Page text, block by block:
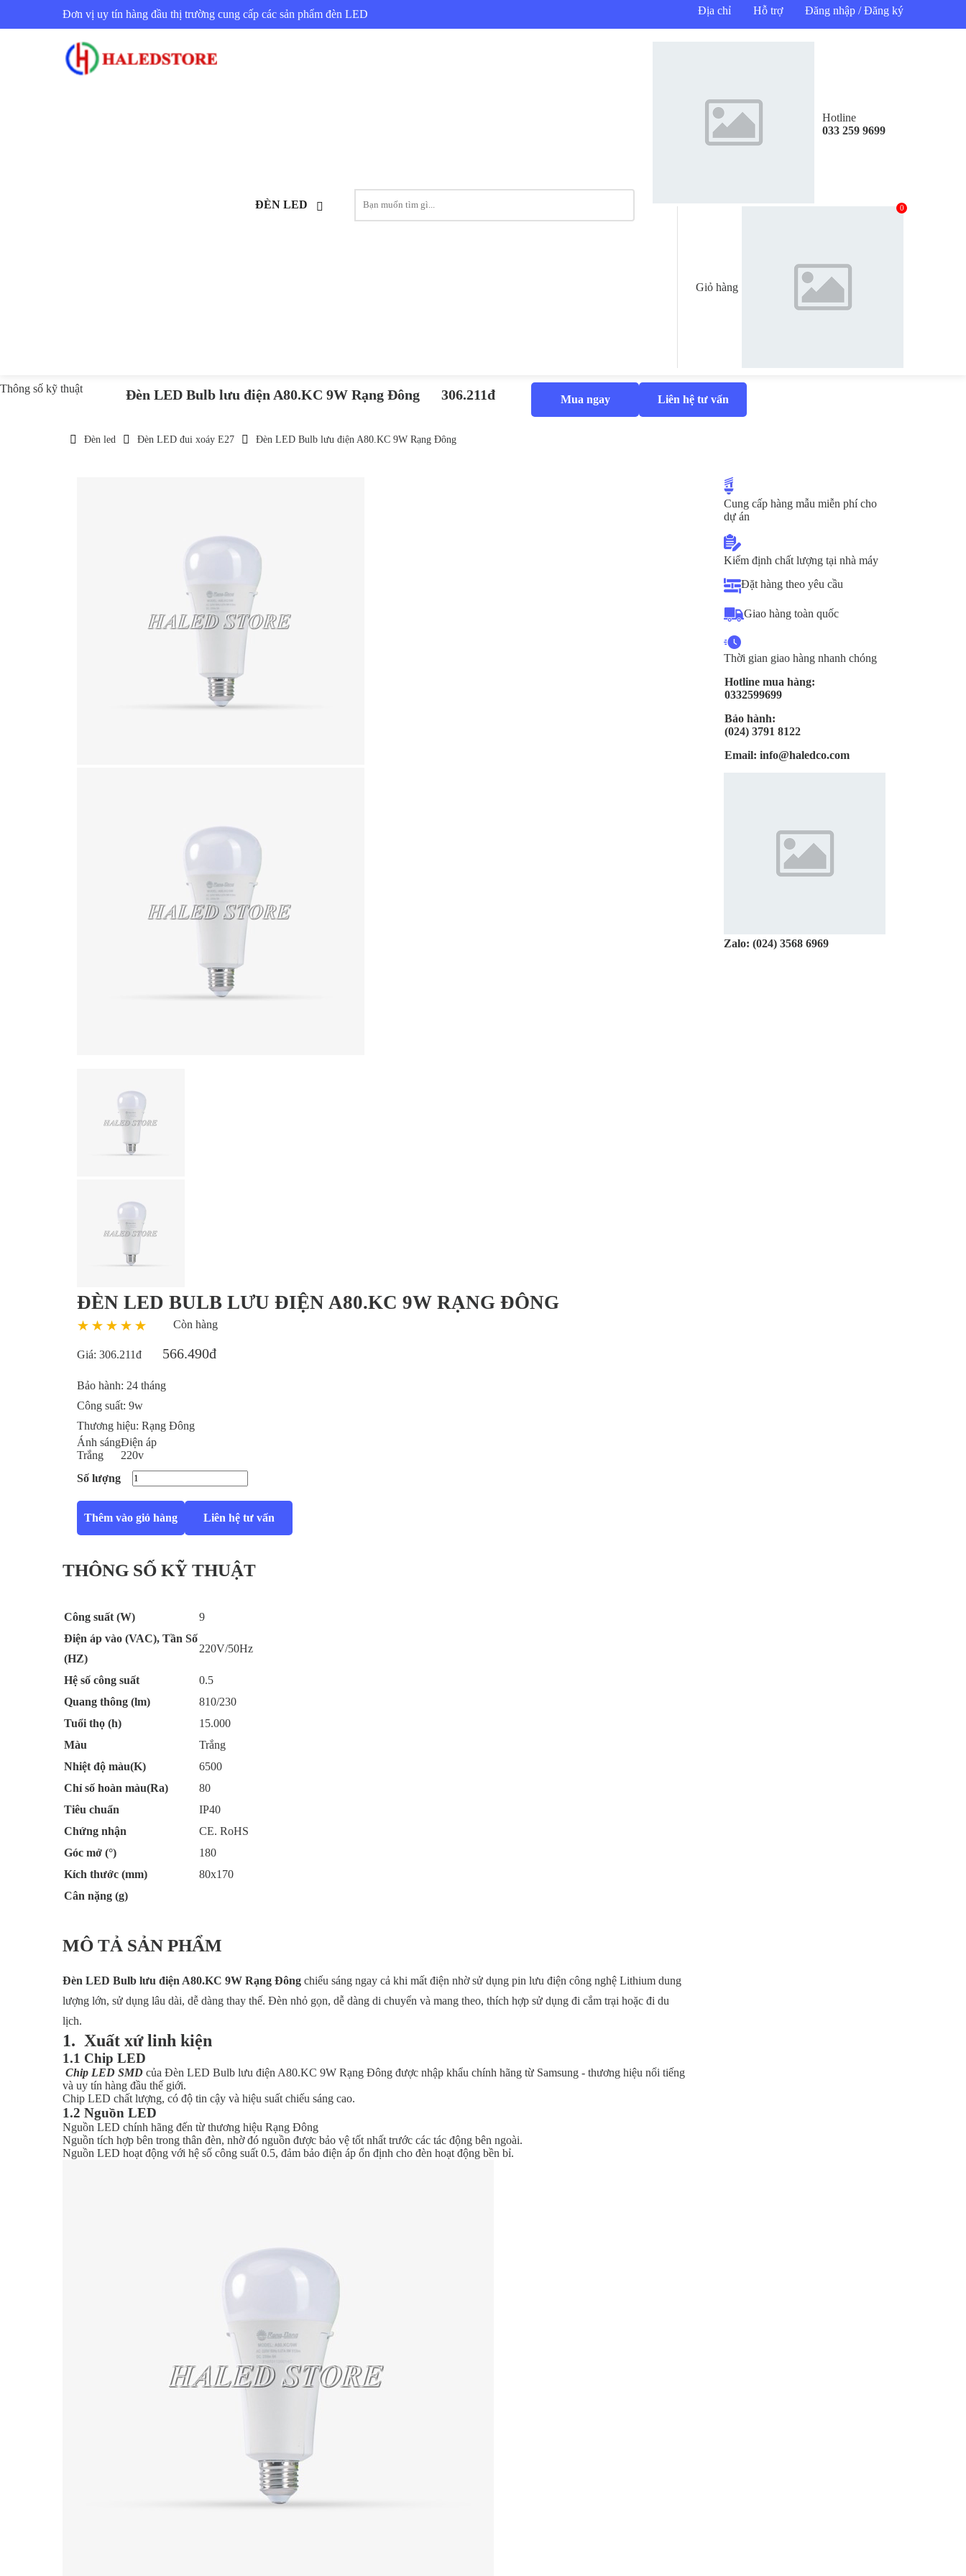
Đơn vị uy tín hàng đầu thị trường cung cấp các sản phẩm đèn LED Địa chỉ Hỗ trợ Đăng nhập / Đăng ký
ĐÈN LED
Hotline
033 259 9699
Giỏ hàng
0
Thông số kỹ thuật Đèn LED Bulb lưu điện A80.KC 9W Rạng Đông 306.211đ Mua ngay Liên hệ tư vấn
Đèn led Đèn LED đui xoáy E27 Đèn LED Bulb lưu điện A80.KC 9W Rạng Đông
ĐÈN LED BULB LƯU ĐIỆN A80.KC 9W RẠNG ĐÔNG
Còn hàng
Giá: 306.211đ 566.490đ
Bảo hành: 24 tháng
Công suất: 9w
Thương hiệu: Rạng Đông
Ánh sáng
Trắng
Điện áp
220v
Số lượng
Thêm vào giỏ hàng Liên hệ tư vấn
THÔNG SỐ KỸ THUẬT
Công suất (W)
9
Điện áp vào (VAC), Tần Số
(HZ)
220V/50Hz
Hệ số công suất
0.5
Quang thông (lm)
810/230
Tuổi thọ (h)
15.000
Màu
Trắng
Nhiệt độ màu(K)
6500
Chỉ số hoàn màu(Ra)
80
Tiêu chuẩn
IP40
Chứng nhận
CE. RoHS
Góc mở (°)
180
Kích thước (mm)
80x170
Cân nặng (g)
MÔ TẢ SẢN PHẨM
Đèn LED Bulb lưu điện A80.KC 9W Rạng Đông chiếu sáng ngay cả khi mất điện nhờ sử dụng pin lưu điện công nghệ Lithium dung
lượng lớn, sử dụng lâu dài, dễ dàng thay thế. Đèn nhỏ gọn, dễ dàng di chuyển và mang theo, thích hợp sử dụng đi cắm trại hoặc đi du
lịch.
1. Xuất xứ linh kiện
1.1 Chip LED
Chip LED SMD của Đèn LED Bulb lưu điện A80.KC 9W Rạng Đông được nhập khẩu chính hãng từ Samsung - thương hiệu nổi tiếng
và uy tín hàng đầu thế giới.
Chip LED chất lượng, có độ tin cậy và hiệu suất chiếu sáng cao.
1.2 Nguồn LED
Nguồn LED chính hãng đến từ thương hiệu Rạng Đông
Nguồn tích hợp bên trong thân đèn, nhờ đó nguồn được bảo vệ tốt nhất trước các tác động bên ngoài.
Nguồn LED hoạt động với hệ số công suất 0.5, đảm bảo điện áp ổn định cho đèn hoạt động bền bỉ.
Cung cấp hàng mẫu miễn phí cho
dự án
Kiểm định chất lượng tại nhà máy
Đặt hàng theo yêu cầu
Giao hàng toàn quốc
Thời gian giao hàng nhanh chóng
Hotline mua hàng:
0332599699
Bảo hành:
(024) 3791 8122
Email: info@haledco.com
Zalo: (024) 3568 6969